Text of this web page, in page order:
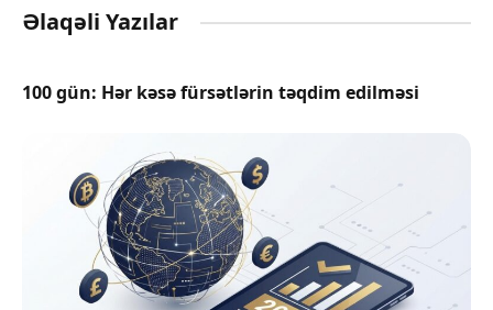
Əlaqəli Yazılar
100 gün: Hər kəsə fürsətlərin təqdim edilməsi